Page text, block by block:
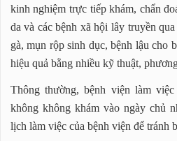
kinh nghiệm trực tiếp khám, chẩn
da và các bệnh xã hội lây truyền
gà, mụn rộp sinh dục, bệnh lậu cho
hiệu quả bằng nhiều kỹ thuật,
Thông thường, bệnh viện làm
không không khám vào ngày chủ
lịch làm việc của bệnh viện để tránh